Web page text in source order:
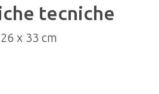
tecniche
x 33 cm